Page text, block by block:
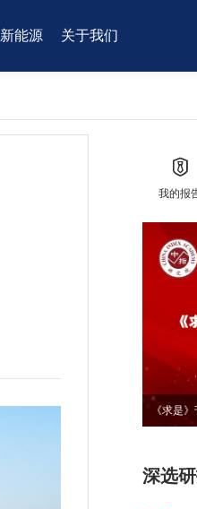
新能源 关于我们
我的报
《求是
深选